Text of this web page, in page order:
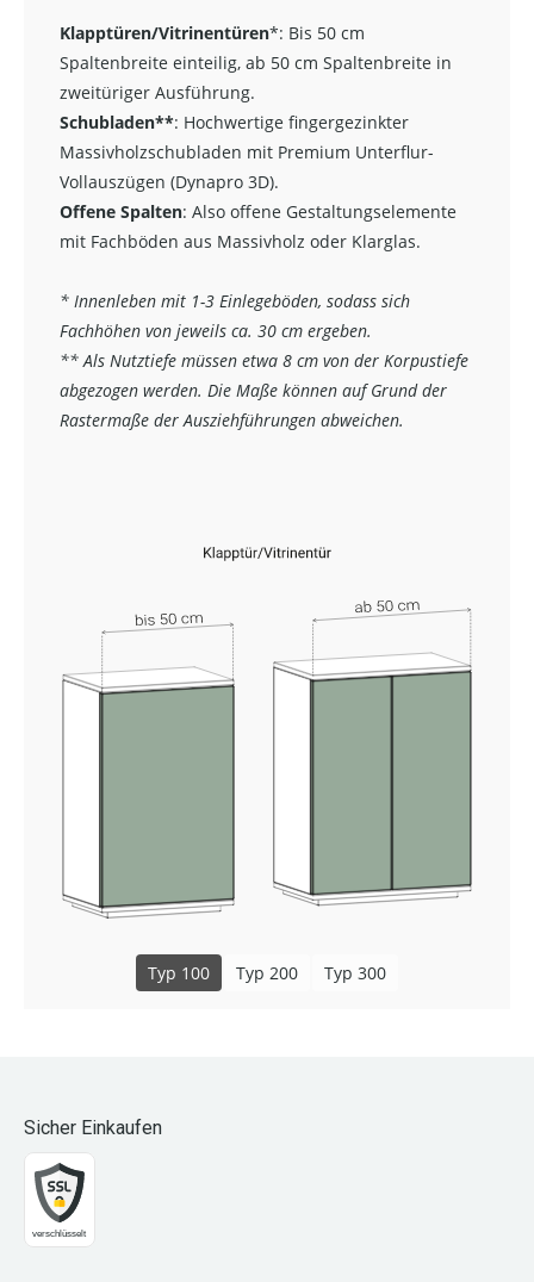
Klapptüren/Vitrinentüren*: Bis 50 cm
Spaltenbreite einteilig, ab 50 cm Spaltenbreite in
zweitüriger Ausführung.
Schubladen**: Hochwertige fingergezinkter
Massivholzschubladen mit Premium Unterflur-
Vollauszügen (Dynapro 3D).
Offene Spalten: Also offene Gestaltungselemente
mit Fachböden aus Massivholz oder Klarglas.
* Innenleben mit 1-3 Einlegeböden, sodass sich
Fachhöhen von jeweils ca. 30 cm ergeben.
** Als Nutztiefe müssen etwa 8 cm von der Korpustiefe
abgezogen werden. Die Maße können auf Grund der
Rastermaße der Ausziehführungen abweichen.
Typ 100 Typ 200 Typ 300
Sicher Einkaufen